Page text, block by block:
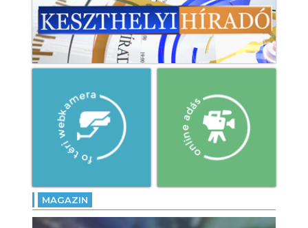
MAGAZIN